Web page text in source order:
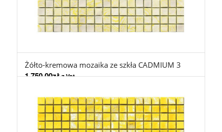
Żółto-kremowa mozaika ze szkła CADMIUM 3
1.750,00zł z Vat